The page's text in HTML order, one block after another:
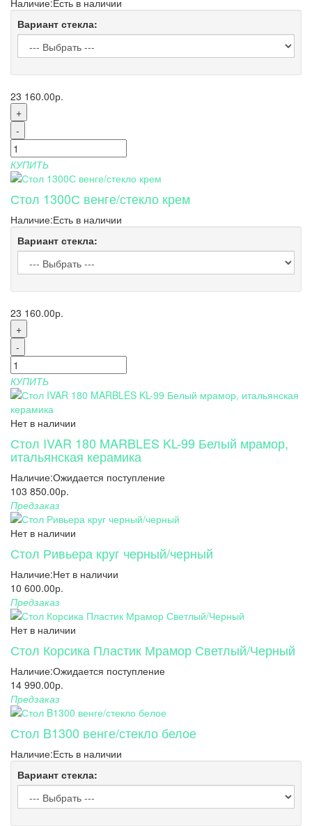
Наличие:Есть в наличии
Вариант стекла:
23 160.00р.
+
-
КУПИТЬ
Стол 1300С венге/стекло крем
Наличие:Есть в наличии
Вариант стекла:
23 160.00р.
+
-
КУПИТЬ
Нет в наличии
Стол IVAR 180 MARBLES KL-99 Белый мрамор,
итальянская керамика
Наличие:Ожидается поступление
103 850.00р.
Предзаказ
Нет в наличии
Стол Ривьера круг черный/черный
Наличие:Нет в наличии
10 600.00р.
Предзаказ
Нет в наличии
Стол Корсика Пластик Мрамор Светлый/Черный
Наличие:Ожидается поступление
14 990.00р.
Предзаказ
Стол B1300 венге/стекло белое
Наличие:Есть в наличии
Вариант стекла: